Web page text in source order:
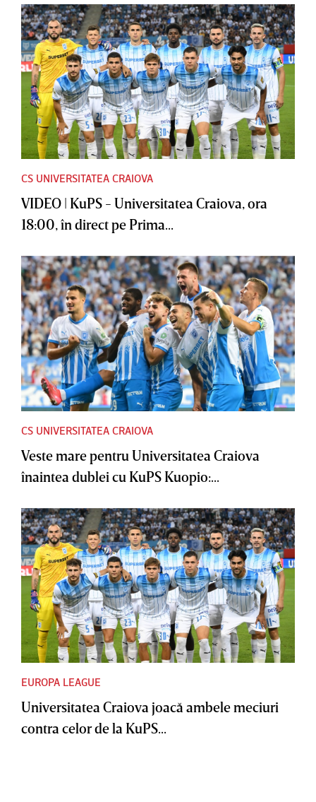
CS UNIVERSITATEA CRAIOVA
VIDEO | KuPS - Universitatea Craiova, ora
18:00, în direct pe Prima...
CS UNIVERSITATEA CRAIOVA
Veste mare pentru Universitatea Craiova
înaintea dublei cu KuPS Kuopio:...
EUROPA LEAGUE
Universitatea Craiova joacă ambele meciuri
contra celor de la KuPS...